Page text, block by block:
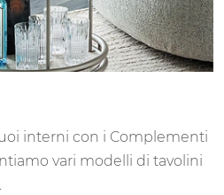
interni con i Complementi
vari modelli di tavolini